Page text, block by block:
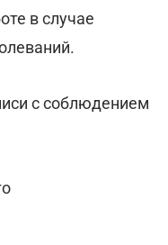
в случае
с соблюдением